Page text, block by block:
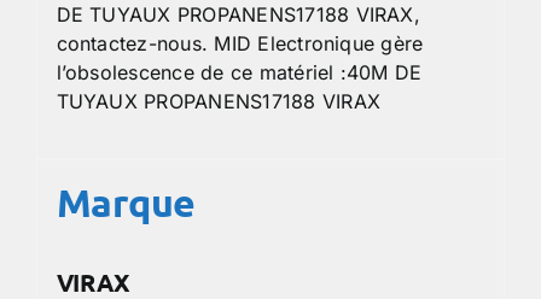
DE TUYAUX PROPANENS17188 VIRAX,
contactez-nous. MID Electronique gère
l’obsolescence de ce matériel :40M DE
TUYAUX PROPANENS17188 VIRAX
Marque
VIRAX